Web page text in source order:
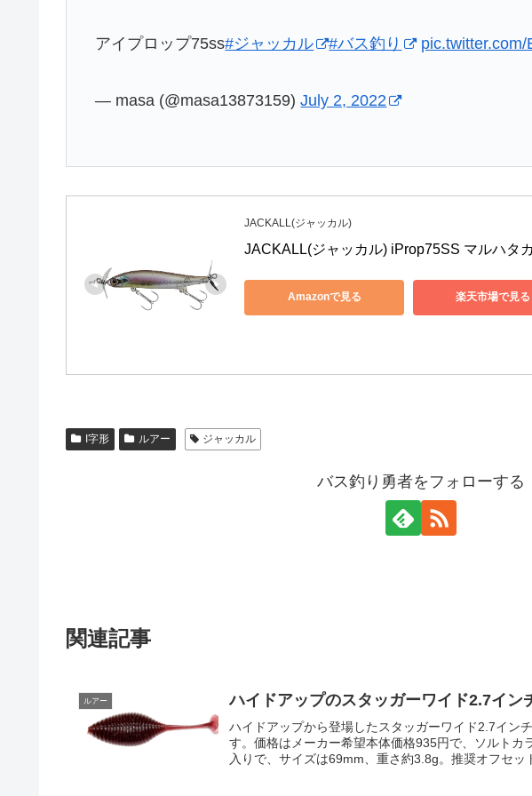
アイプロップ75ss#ジャッカル #バス釣り
— masa (@masa13873159)July 2, 2022
JACKALL(ジャッカル)
JACKALL(ジャッカル) iProp75SS マルハタ
Amazonで見る 楽天市場で見る
I字形 ルアー ジャッカル
バス釣り勇者をフォローする
関連記事
ルアー ハイドアップのスタッガーワイド2.7イン
ハイドアップから登場したスタッガーワイド2.7イン
す。価格はメーカー希望本体価格935円で、ソルト
入りで、サイズは69mm、重さ約3.8g。推奨オフセッ